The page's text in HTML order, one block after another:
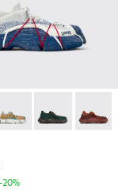
閒鞋
織運動鞋
多色紡織運動鞋
- 男款綠色休閒鞋
009 - 男款咖
- K100953-008 -
Roku -Roku -
014 - 男士
Roku - K100953-013
Roku - Roku